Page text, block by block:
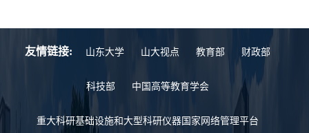
友情链接: 山东大学 山大视点 教育部 财政部
科技部 中国高等教育学会
重大科研基础设施和大型科研仪器国家网络管理平台